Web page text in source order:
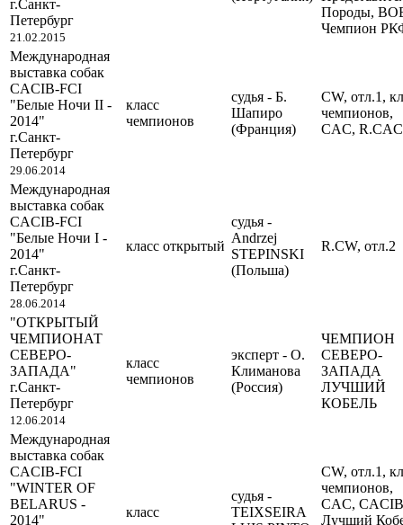
г.Санкт-
Петербург
21.02.2015
Породы,
Чемпион
Международная
выставка собак
CACIB-FCI
"Белые Ночи II -
2014"
г.Санкт-
Петербург
29.06.2014
класс
чемпионов
судья - Б.
Шапиро
(Франция)
CW, отл.1,
чемпионов,
CAC,
Международная
выставка собак
CACIB-FCI
"Белые Ночи I -
2014"
г.Санкт-
Петербург
28.06.2014
класс открытый
судья -
Andrzej
STEPINSKI
(Польша)
R.CW, отл.2
"ОТКРЫТЫЙ
ЧЕМПИОНАТ
СЕВЕРО-
ЗАПАДА"
г.Санкт-
Петербург
12.06.2014
класс
чемпионов
эксперт - О.
Климанова
(Россия)
ЧЕМПИОН
СЕВЕРО-
ЗАПАДА
ЛУЧШИЙ
КОБЕЛЬ
Международная
выставка собак
CACIB-FCI
"WINTER OF
BELARUS -
2014"
класс
судья -
TEIXSEIRA
CW, отл.1,
чемпионов,
CAC, CACIB
Лучший